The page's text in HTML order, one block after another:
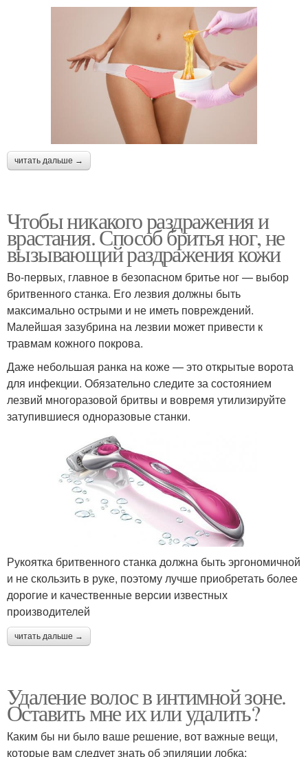
читать дальше →
Чтобы никакого раздражения и
врастания. Способ бритья ног, не
вызывающий раздражения кожи
Во-первых, главное в безопасном бритье ног — выбор
бритвенного станка. Его лезвия должны быть
максимально острыми и не иметь повреждений.
Малейшая зазубрина на лезвии может привести к
травмам кожного покрова.
Даже небольшая ранка на коже — это открытые ворота
для инфекции. Обязательно следите за состоянием
лезвий многоразовой бритвы и вовремя утилизируйте
затупившиеся одноразовые станки.
Рукоятка бритвенного станка должна быть эргономичной
и не скользить в руке, поэтому лучше приобретать более
дорогие и качественные версии известных
производителей
читать дальше →
Удаление волос в интимной зоне.
Оставить мне их или удалить?
Каким бы ни было ваше решение, вот важные вещи,
которые вам следует знать об эпиляции лобка: